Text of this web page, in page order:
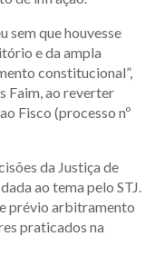
sem que houvesse
e da ampla
constitucional”,
Faim, ao reverter
Fisco (processo nº
da Justiça de
ao tema pelo STJ.
prévio arbitramento
praticados na